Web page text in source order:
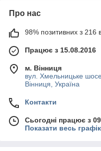
Про нас
98% позитивних з 216
Працює з 15.08.2016
м. Вінниця
вул. Хмельницьке
Вінниця, Україна
Контакти
Сьогодні працює з
Показати весь